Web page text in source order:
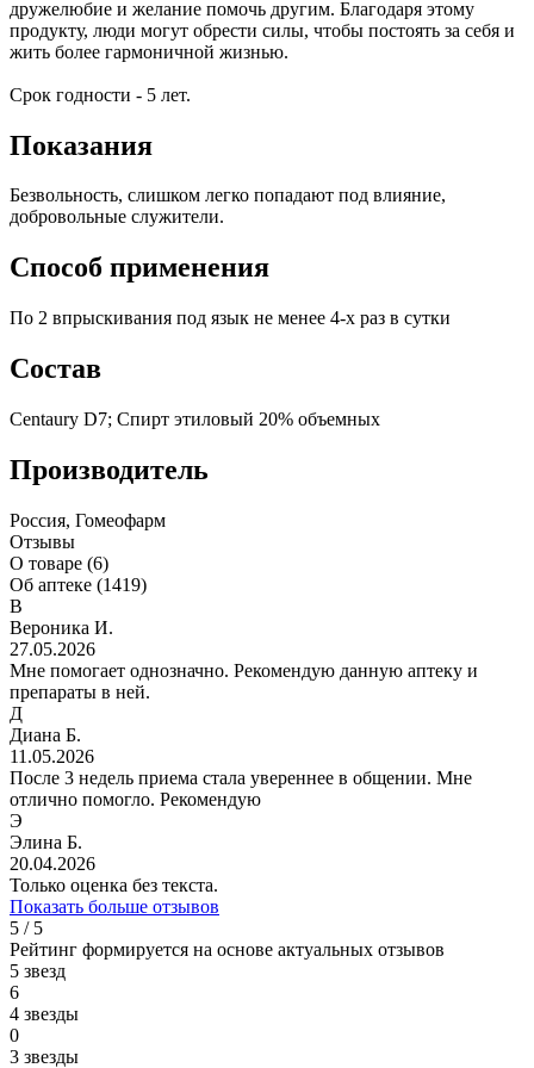
дружелюбие и желание помочь другим. Благодаря этому
продукту, люди могут обрести силы, чтобы постоять за себя и
жить более гармоничной жизнью.
Срок годности - 5 лет.
Показания
Безвольность, слишком легко попадают под влияние,
добровольные служители.
Способ применения
По 2 впрыскивания под язык не менее 4-х раз в сутки
Состав
Centaury D7; Спирт этиловый 20% объемных
Производитель
Россия, Гомеофарм
Отзывы
О товаре (6)
Об аптеке (1419)
В
Вероника И.
27.05.2026
Мне помогает однозначно. Рекомендую данную аптеку и
препараты в ней.
Д
Диана Б.
11.05.2026
После 3 недель приема стала увереннее в общении. Мне
отлично помогло. Рекомендую
Э
Элина Б.
20.04.2026
Только оценка без текста.
Показать больше отзывов
5 / 5
Рейтинг формируется на основе актуальных отзывов
5 звезд
6
4 звезды
0
3 звезды